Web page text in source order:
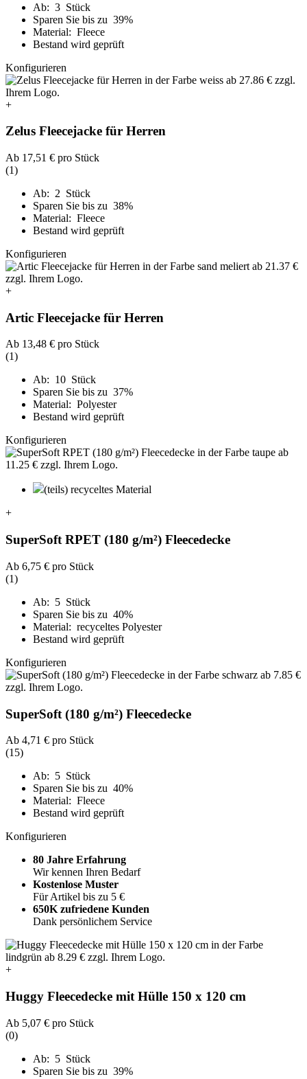
Ab: 3 Stück
Sparen Sie bis zu 39%
Material: Fleece
Bestand wird geprüft
Konfigurieren
+
Zelus Fleecejacke für Herren
Ab 17,51 € pro Stück
(1)
Ab: 2 Stück
Sparen Sie bis zu 38%
Material: Fleece
Bestand wird geprüft
Konfigurieren
+
Artic Fleecejacke für Herren
Ab 13,48 € pro Stück
(1)
Ab: 10 Stück
Sparen Sie bis zu 37%
Material: Polyester
Bestand wird geprüft
Konfigurieren
(teils) recyceltes Material
+
SuperSoft RPET (180 g/m²) Fleecedecke
Ab 6,75 € pro Stück
(1)
Ab: 5 Stück
Sparen Sie bis zu 40%
Material: recyceltes Polyester
Bestand wird geprüft
Konfigurieren
SuperSoft (180 g/m²) Fleecedecke
Ab 4,71 € pro Stück
(15)
Ab: 5 Stück
Sparen Sie bis zu 40%
Material: Fleece
Bestand wird geprüft
Konfigurieren
80 Jahre Erfahrung
Wir kennen Ihren Bedarf
Kostenlose Muster
Für Artikel bis zu 5 €
650K zufriedene Kunden
Dank persönlichem Service
+
Huggy Fleecedecke mit Hülle 150 x 120 cm
Ab 5,07 € pro Stück
(0)
Ab: 5 Stück
Sparen Sie bis zu 39%